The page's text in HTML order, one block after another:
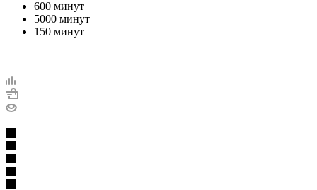
600 минут
5000 минут
150 минут